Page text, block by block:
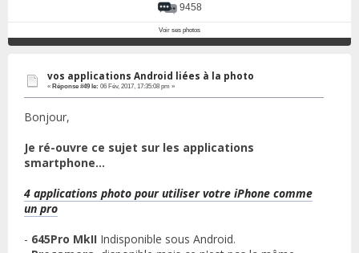
9458
Voir ses photos
vos applications Android liées à la photo
« Réponse #49 le: 06 Fév, 2017, 17:35:08 pm »
Bonjour,
Je ré-ouvre ce sujet sur les applications
smartphone...
4 applications photo pour utiliser votre iPhone comme
un pro
- 645Pro MkII Indisponible sous Android.